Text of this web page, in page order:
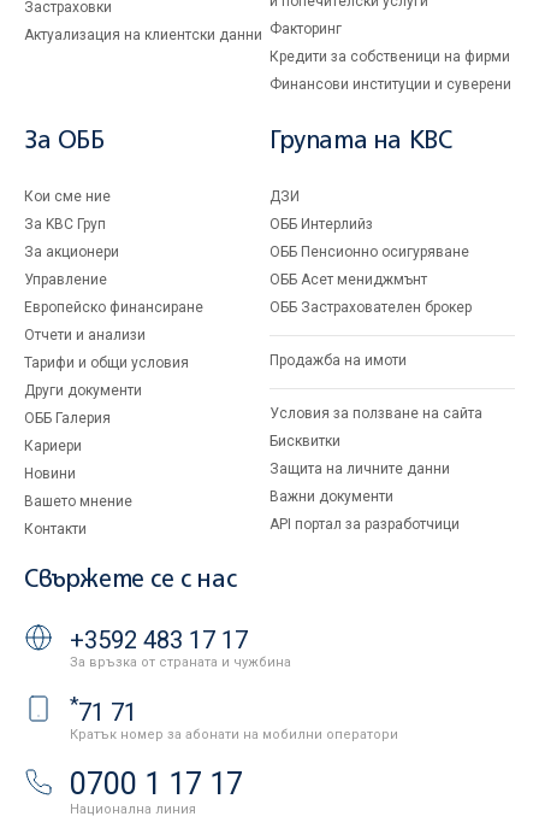
Застраховки
Актуализация на клиентски данни Факторинг
Кредити за собственици на фирми
Финансови институции и суверени
За ОББ
Кои сме ние
За KBC Груп
За акционери
Управление
Европейско финансиране
Отчети и анализи
Тарифи и общи условия
Други документи
ОББ Галерия
Кариери
Новини
Вашето мнение
Контакти
Групата на KBC
ДЗИ
ОББ Интерлийз
ОББ Пенсионно осигуряване
ОББ Асет мениджмънт
ОББ Застрахователен брокер
Продажба на имоти
Условия за ползване на сайта
Бисквитки
Защита на личните данни
Важни документи
API портал за разработчици
Свържете се с нас
+3592 483 17 17
За връзка от страната и чужбина
*71 71
Кратък номер за абонати на мобилни оператори
0700 1 17 17
Национална линия